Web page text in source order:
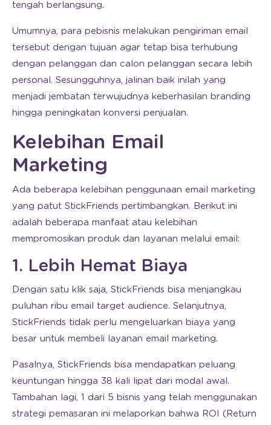
tengah berlangsung.
Umumnya, para pebisnis melakukan pengiriman email
tersebut dengan tujuan agar tetap bisa terhubung
dengan pelanggan dan calon pelanggan secara lebih
personal. Sesungguhnya, jalinan baik inilah yang
menjadi jembatan terwujudnya keberhasilan branding
hingga peningkatan konversi penjualan.
Kelebihan Email
Marketing
Ada beberapa kelebihan penggunaan email marketing
yang patut StickFriends pertimbangkan. Berikut ini
adalah beberapa manfaat atau kelebihan
mempromosikan produk dan layanan melalui email:
1. Lebih Hemat Biaya
Dengan satu klik saja, StickFriends bisa menjangkau
puluhan ribu email target audience. Selanjutnya,
StickFriends tidak perlu mengeluarkan biaya yang
besar untuk membeli layanan email marketing.
Pasalnya, StickFriends bisa mendapatkan peluang
keuntungan hingga 38 kali lipat dari modal awal.
Tambahan lagi, 1 dari 5 bisnis yang telah menggunakan
strategi pemasaran ini melaporkan bahwa ROI (Return